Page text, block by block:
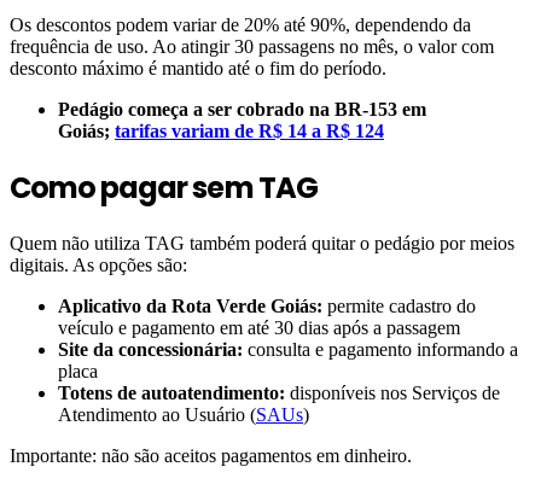
Os descontos podem variar de 20% até 90%, dependendo da
frequência de uso. Ao atingir 30 passagens no mês, o valor com
desconto máximo é mantido até o fim do período.
Pedágio começa a ser cobrado na BR-153 em
Goiás; tarifas variam de R$ 14 a R$ 124
Como pagar sem TAG
Quem não utiliza TAG também poderá quitar o pedágio por meios
digitais. As opções são:
Aplicativo da Rota Verde Goiás: permite cadastro do
veículo e pagamento em até 30 dias após a passagem
Site da concessionária: consulta e pagamento informando a
placa
Totens de autoatendimento: disponíveis nos Serviços de
Atendimento ao Usuário (SAUs)
Importante: não são aceitos pagamentos em dinheiro.